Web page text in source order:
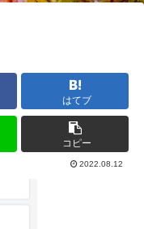
はてブ
コピー
2022.08.12